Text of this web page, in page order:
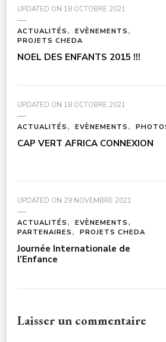
UPDATED ON 18 OCTOBRE 2021
ACTUALITÉS
EVÈNEMENTS
PROJETS CHEDA
NOEL DES ENFANTS 2015 !!!
UPDATED ON 18 OCTOBRE 2021
ACTUALITÉS EVÈNEMENTS
CAP VERT AFRICA CONNEXION
UPDATED ON 29 NOVEMBRE 2021
ACTUALITÉS
EVÈNEMENTS
PARTENAIRES
PROJETS CHEDA
Journée Internationale de
l’Enfance
Laisser un commentaire